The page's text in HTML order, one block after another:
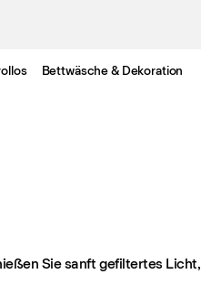
Bettwäsche & Dekoration
Sie sanft gefiltertes